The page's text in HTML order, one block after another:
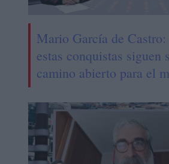
Mario García de Castro:
estas conquistas siguen
camino abierto para el